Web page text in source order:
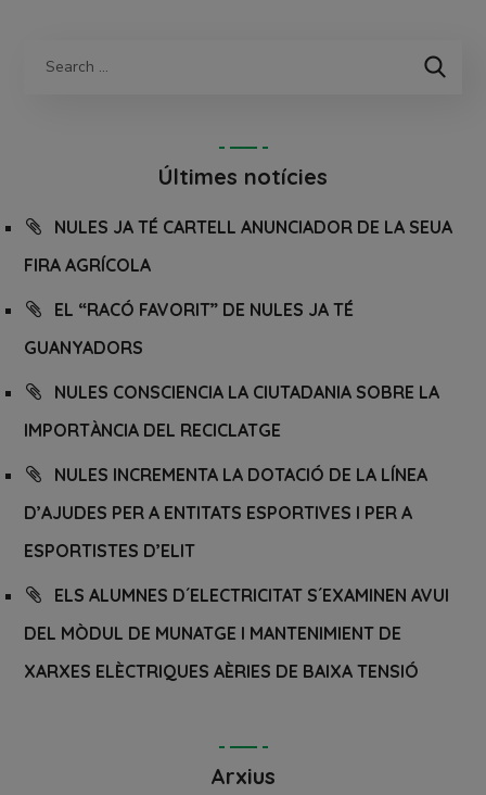
Últimes notícies
NULES JA TÉ CARTELL ANUNCIADOR DE LA SEUA
FIRA AGRÍCOLA
EL “RACÓ FAVORIT” DE NULES JA TÉ
GUANYADORS
NULES CONSCIENCIA LA CIUTADANIA SOBRE LA
IMPORTÀNCIA DEL RECICLATGE
NULES INCREMENTA LA DOTACIÓ DE LA LÍNEA
D’AJUDES PER A ENTITATS ESPORTIVES I PER A
ESPORTISTES D’ELIT
ELS ALUMNES D´ELECTRICITAT S´EXAMINEN AVUI
DEL MÒDUL DE MUNATGE I MANTENIMIENT DE
XARXES ELÈCTRIQUES AÈRIES DE BAIXA TENSIÓ
Arxius